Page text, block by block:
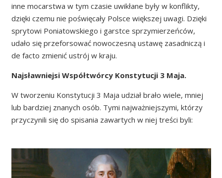
inne mocarstwa w tym czasie uwikłane były w konflikty,
dzięki czemu nie poświęcały Polsce większej uwagi. Dzięki
sprytowi Poniatowskiego i garstce sprzymierzeńców,
udało się przeforsować nowoczesną ustawę zasadniczą i
de facto zmienić ustrój w kraju.
Najsławniejsi Współtwórcy Konstytucji 3 Maja.
W tworzeniu Konstytucji 3 Maja udział brało wiele, mniej
lub bardziej znanych osób. Tymi najważniejszymi, którzy
przyczynili się do spisania zawartych w niej treści byli: